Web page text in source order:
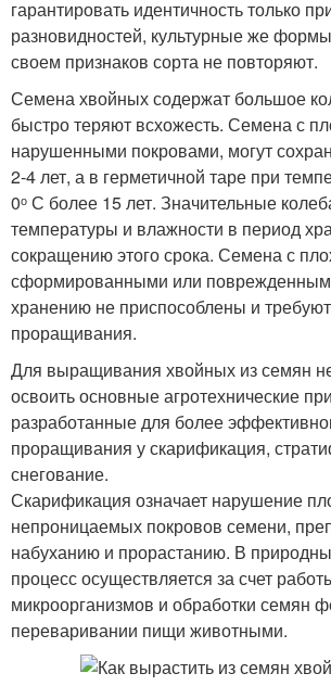
гарантировать идентичность только
разновидностей, культурные же
своем признаков сорта не повторяют.
Семена хвойных содержат большое
быстро теряют всхожесть. Семена с
нарушенными покровами, могут
2-4 лет, а в герметичной таре при
0ᵒ С более 15 лет. Значительные
температуры и влажности в период
сокращению этого срока. Семена с
сформированными или
хранению не приспособлены и
проращивания.
Для выращивания хвойных из семян
освоить основные агротехнические
разработанные для более
проращивания у скарификация,
снегование.
Скарификация означает нарушение
непроницаемых покровов семени,
набуханию и прорастанию. В
процесс осуществляется за счет
микроорганизмов и обработки семян
переваривании пищи животными.